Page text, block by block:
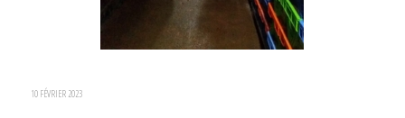
10 FÉVRIER 2023